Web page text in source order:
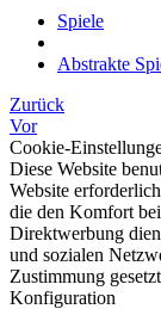
Spiele
Abstrakte
Zurück
Vor
Cookie-
Diese Website
Website
die den Komfort
Direktwerbung
und sozialen
Zustimmung
Konfiguration